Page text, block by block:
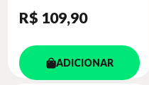
R$ 109,90
ADICIONAR